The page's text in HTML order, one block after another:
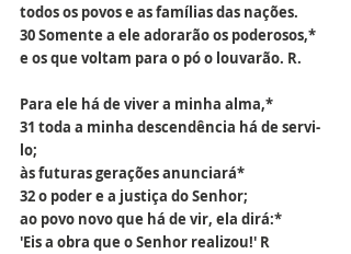
todos os povos e as famílias das nações.
30 Somente a ele adorarão os poderosos,*
e os que voltam para o pó o louvarão. R.
Para ele há de viver a minha alma,*
31 toda a minha descendência há de servi-
lo;
às futuras gerações anunciará*
32 o poder e a justiça do Senhor;
ao povo novo que há de vir, ela dirá:*
'Eis a obra que o Senhor realizou!' R